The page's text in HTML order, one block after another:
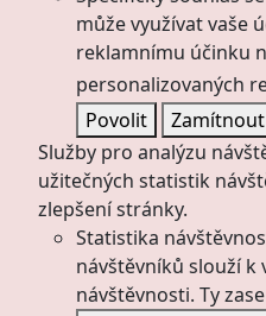
může využívat vaše
reklamnímu účinku
personalizovaných
Povolit
Zamítnout
Služby pro analýzu
užitečných statistik
zlepšení stránky.
Statistika
návštěvníků slouží
návštěvnosti. Ty